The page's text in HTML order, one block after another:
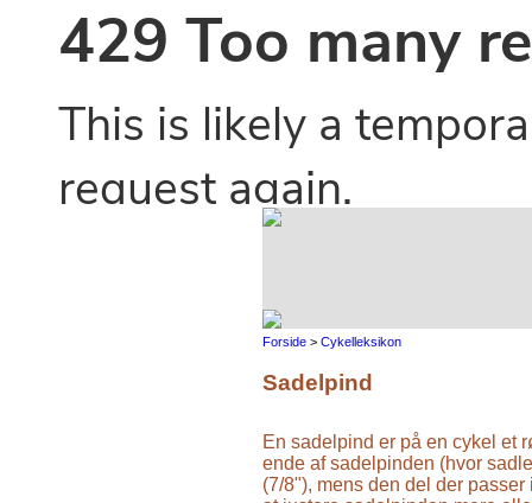
Forside > Cykelleksikon
Sadelpind
En sadelpind er på en cykel et
ende af sadelpinden (hvor
(7/8"), mens den del der